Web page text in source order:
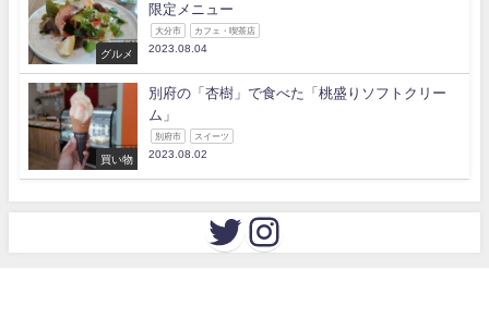
グルメ
限定メニュー
大分市 カフェ・喫茶店
2023.08.04
買い物
別府の「杏樹」で食べた「桃盛りソフトクリー
ム」
別府市 スイーツ
2023.08.02